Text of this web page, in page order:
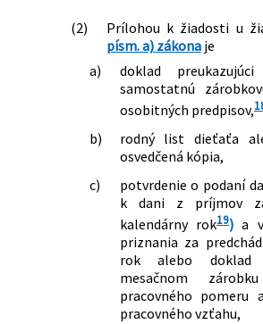
(2) Prílohou k žiadosti u
písm. a) zákonaje
a)
doklad
samostatnú
osobitných predpisov,
b)
rodný list dieťaťa
osvedčená kópia,
c)
potvrdenie o podaní
k dani z príjmov za
kalendárny rok19) a
priznania za
rok alebo doklad
mesačnom
pracovného pomeru
pracovného vzťahu,